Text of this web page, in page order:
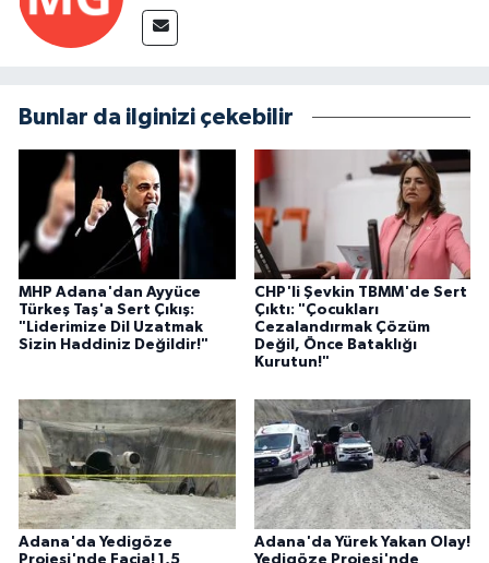
Bunlar da ilginizi çekebilir
MHP Adana'dan Ayyüce
Türkeş Taş'a Sert Çıkış:
"Liderimize Dil Uzatmak
Sizin Haddiniz Değildir!"
CHP'li Şevkin TBMM'de Sert
Çıktı: "Çocukları
Cezalandırmak Çözüm
Değil, Önce Bataklığı
Kurutun!"
Adana'da Yedigöze
Adana'da Yürek Yakan Olay!